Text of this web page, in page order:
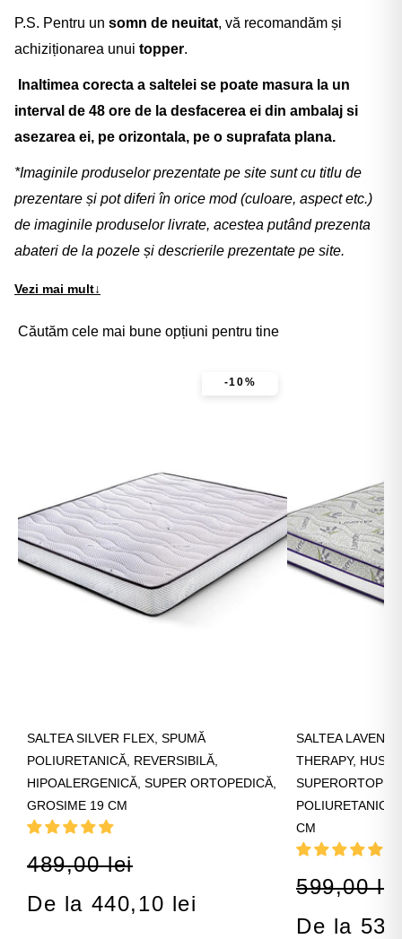
P.S. Pentru un somn de neuitat, vă recomandăm și
achiziționarea unui topper.
Inaltimea corecta a saltelei se poate masura la un
interval de 48 ore de la desfacerea ei din ambalaj si
asezarea ei, pe orizontala, pe o suprafata plana.
*Imaginile produselor prezentate pe site sunt cu titlu de
prezentare și pot diferi în orice mod (culoare, aspect etc.)
de imaginile produselor livrate, acestea putând prezenta
abateri de la pozele și descrierile prezentate pe site.
Vezi mai mult↓
Căutăm cele mai bune opțiuni pentru tine
-10%
SALTEA SILVER FLEX, SPUMĂ
POLIURETANICĂ, REVERSIBILĂ,
HIPOALERGENICĂ, SUPER ORTOPEDICĂ,
GROSIME 19 CM
489,00 lei
De la 440,10 lei
SALTEA
THERAPY, HUSĂ
POLIURETANICĂ
CM
599,00 lei
De la